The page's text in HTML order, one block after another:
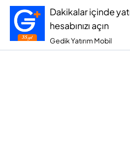
Dakikalar içinde
hesabınızı açın
Gedik Yatırım Mobil